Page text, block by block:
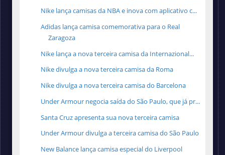
Nike lança camisas da NBA e inova com aplicativo c...
Adidas lança camisa comemorativa para o Real
Zaragoza
Nike lança a nova terceira camisa da Internazional...
Nike divulga a nova terceira camisa da Roma
Nike divulga a nova terceira camisa do Barcelona
Under Armour negocia saída do São Paulo, que já pr...
Santa Cruz apresenta sua nova terceira camisa
Under Armour divulga a terceira camisa do São Paulo
New Balance lança camisa especial do Liverpool